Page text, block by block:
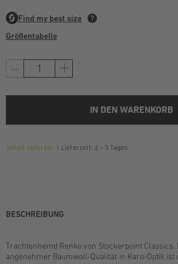
Größentabelle
IN DEN WARENKORB
Sofort lieferbar Lieferzeit: 2 - 3 Tagen
BESCHREIBUNG
Trachtenhemd Renko von Stockerpoint
angenehmer Baumwoll-Qualität in Karo-Optik ist